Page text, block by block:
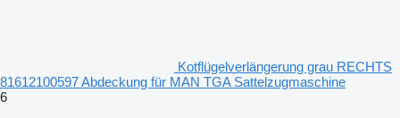
Kotflügelverlängerung grau RECHTS
81612100597 Abdeckung für MAN TGA Sattelzugmaschine
6